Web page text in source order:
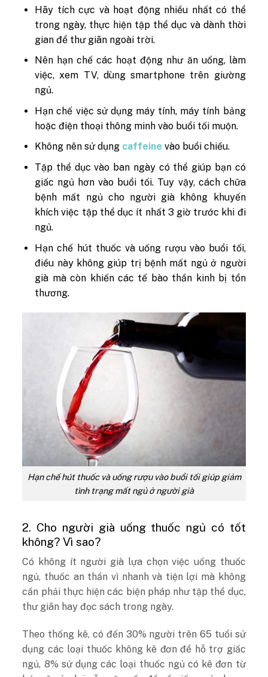
Hãy tích cực và hoạt động nhiều nhất có thể
trong ngày, thực hiện tập thể dục và dành thời
gian để thư giãn ngoài trời.
Nên hạn chế các hoạt động như ăn uống, làm
việc, xem TV, dùng smartphone trên giường
ngủ.
Hạn chế việc sử dụng máy tính, máy tính bảng
hoặc điện thoại thông minh vào buổi tối muộn.
Không nên sử dụng caffeine vào buổi chiều.
Tập thể dục vào ban ngày có thể giúp bạn có
giấc ngủ hơn vào buổi tối. Tuy vậy, cách chữa
bệnh mất ngủ cho người già không khuyến
khích việc tập thể dục ít nhất 3 giờ trước khi đi
ngủ.
Hạn chế hút thuốc và uống rượu vào buổi tối,
điều này không giúp trị bệnh mất ngủ ở người
già mà còn khiến các tế bào thần kinh bị tổn
thương.
Hạn chế hút thuốc và uống rượu vào buổi tối giúp giảm
tình trạng mất ngủ ở người già
2. Cho người già uống thuốc ngủ có tốt
không? Vì sao?
Có không ít người già lựa chọn việc uống thuốc
ngủ, thuốc an thần vì nhanh và tiện lợi mà không
cần phải thực hiện các biện pháp như tập thể dục,
thư giãn hay đọc sách trong ngày.
Theo thống kê, có đến 30% người trên 65 tuổi sử
dụng các loại thuốc không kê đơn để hỗ trợ giấc
ngủ, 8% sử dụng các loại thuốc ngủ có kê đơn từ